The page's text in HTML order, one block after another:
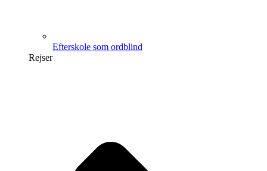
Efterskole som ordblind
Rejser